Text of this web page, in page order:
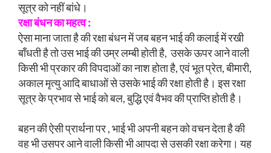
सूत्र को नहीं बांधे।
रक्षा बंधन का महत्व :
ऐसा माना जाता है की रक्षा बंधन में जब बहन भाई की कलाई में रखी
बाँधती है तो उस भाई की उम्र लम्बी होती है, उसके ऊपर आने वाली
किसी भी प्रकार की विपदाओं का नाश होता है, एवं भूत प्रेत, बीमारी,
अकाल मृत्यु आदि बाधाओं से उसके भाई की रक्षा होती है। इस रक्षा
सूत्र के प्रभाव से भाई को बल, बुद्धि एवं वैभव की प्राप्ति होती है।
बहन की ऐसी प्रार्थना पर , भाई भी अपनी बहन को वचन देता है की
वह भी उसपर आने वाली किसी भी आपदा से उसकी रक्षा करेगा। यह